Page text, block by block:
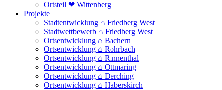
Ortsteil ❤ Wittenberg
Projekte
Stadtentwicklung ⌂ Friedberg West
Stadtwettbewerb ⌂ Friedberg West
Ortsentwicklung ⌂ Bachern
Ortsentwicklung ⌂ Rohrbach
Ortsentwicklung ⌂ Rinnenthal
Ortsentwicklung ⌂ Ottmaring
Ortsentwicklung ⌂ Derching
Ortsentwicklung ⌂ Haberskirch